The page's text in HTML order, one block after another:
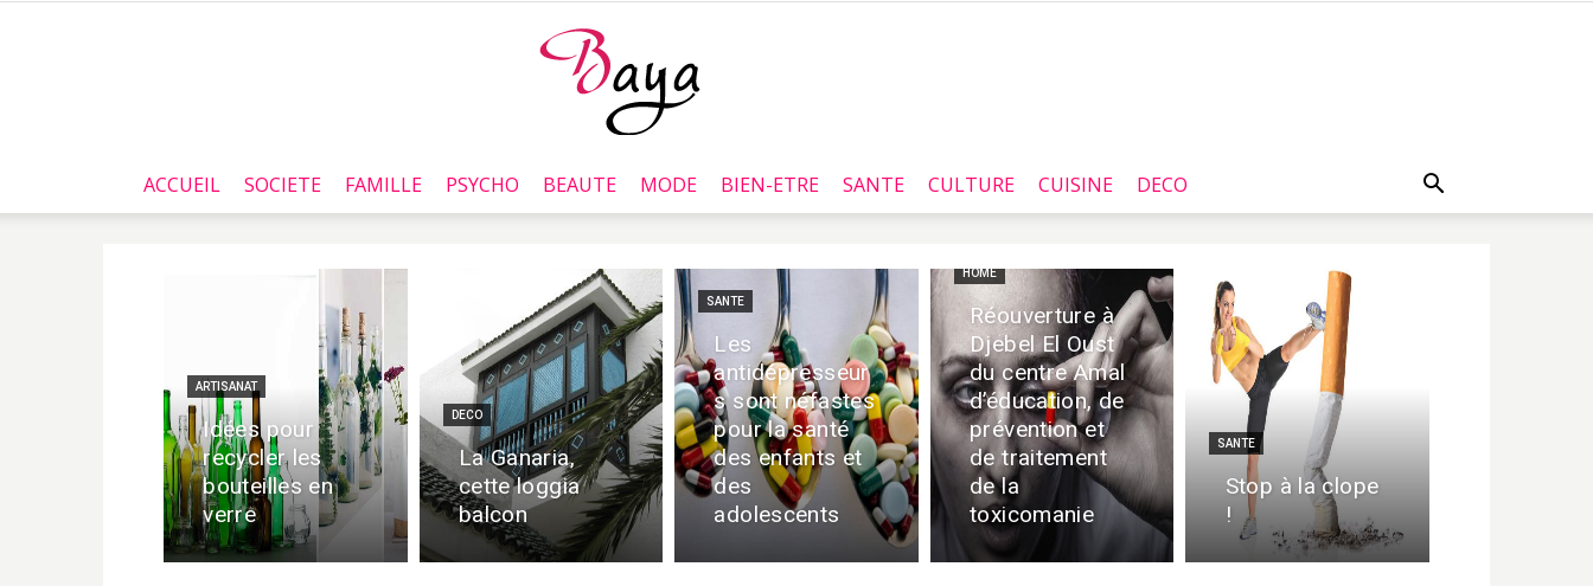
Baya.tn
ACCUEIL SOCIETE FAMILLE PSYCHO BEAUTE MODE BIEN-ETRE SANTE CULTURE CUISINE DECO
ARTISANAT
Idées pour
recycler les
bouteilles en
verre
DECO
La Ganaria,
cette loggia
balcon
SANTE
Les
antidépresseur
s sont néfastes
pour la santé
des enfants et
des
adolescents
HOME
Réouverture à
Djebel El Oust
du centre Amal
d’éducation, de
prévention et
de traitement
de la
toxicomanie
SANTE
Stop à la clope
!